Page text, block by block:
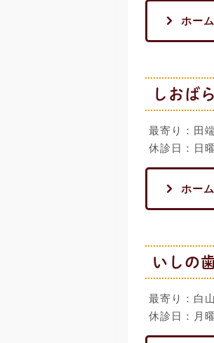
ホー
しおば
最寄り：田
休診日：日
ホー
いしの
最寄り：白
休診日：月